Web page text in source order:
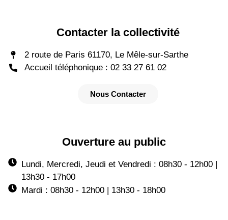
Contacter la collectivité
2 route de Paris 61170, Le Mêle-sur-Sarthe
Accueil téléphonique : 02 33 27 61 02
Nous Contacter
Ouverture au public
Lundi, Mercredi, Jeudi et Vendredi : 08h30 - 12h00 |
13h30 - 17h00
Mardi : 08h30 - 12h00 | 13h30 - 18h00